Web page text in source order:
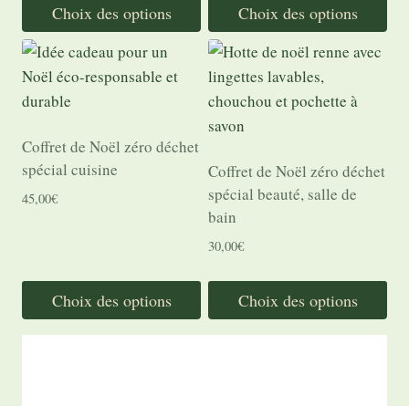
Choix des options
Ce
produit
a
variations.
Les
options
sur
la
page
7,00€
26,00€
Choix des options
Ce
produit
Les
options
peuvent
être
sur
la
page
Coffret de Noël zéro déchet
spécial cuisine
45,00€
Choix des options
Ce
Coffret de Noël zéro déchet
spécial beauté, salle de
bain
30,00€
Choix des options
Ce